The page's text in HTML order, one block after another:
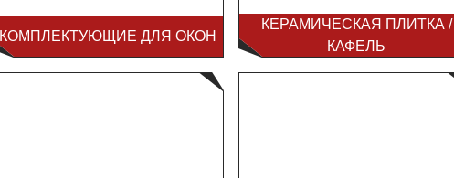
КОМПЛЕКТУЮЩИЕ ДЛЯ ОКОН
КЕРАМИЧЕСКАЯ ПЛИТКА /
КАФЕЛЬ